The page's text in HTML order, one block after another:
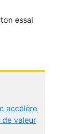
essai
accélère
de valeur